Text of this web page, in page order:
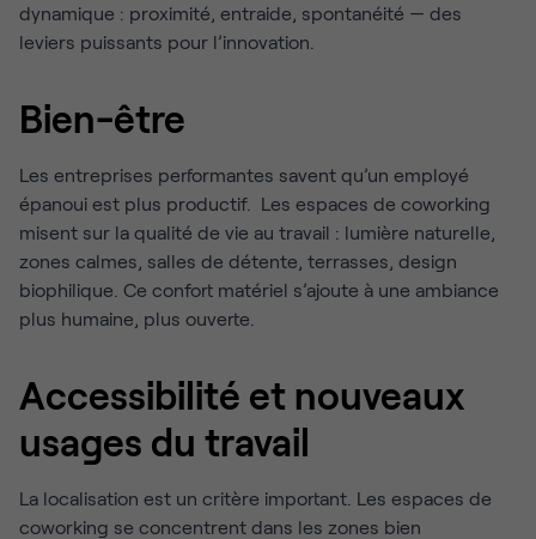
dynamique : proximité, entraide, spontanéité — des
leviers puissants pour l’innovation.
Bien-être
Les entreprises performantes savent qu’un employé
épanoui est plus productif. Les espaces de coworking
misent sur la qualité de vie au travail : lumière naturelle,
zones calmes, salles de détente, terrasses, design
biophilique. Ce confort matériel s’ajoute à une ambiance
plus humaine, plus ouverte.
Accessibilité et nouveaux
usages du travail
La localisation est un critère important. Les espaces de
coworking se concentrent dans les zones bien